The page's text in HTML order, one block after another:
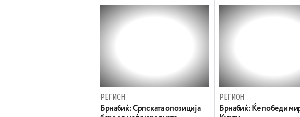
РЕГИОН
Брнабиќ: Српската опозиција
РЕГИОН
Брнабиќ: Ќе победи